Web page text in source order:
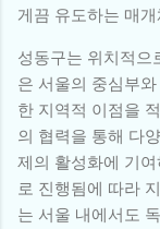
게끔 유도하는 매개
성동구는 위치적으
은 서울의 중심부
한 지역적 이점을
의 협력을 통해 다
제의 활성화에 기
로 진행됨에 따라
는 서울 내에서도